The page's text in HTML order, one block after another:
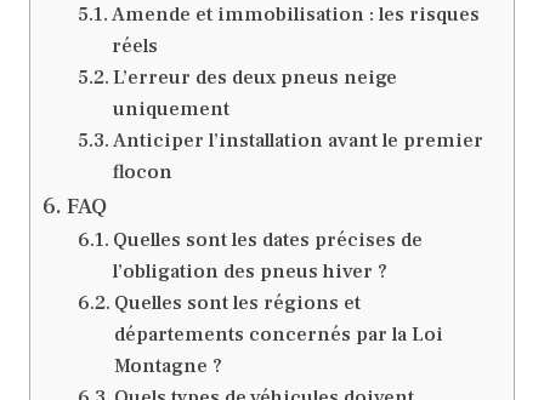
Amende et immobilisation : les risques
réels
L’erreur des deux pneus neige
uniquement
Anticiper l’installation avant le premier
flocon
FAQ
Quelles sont les dates précises de
l’obligation des pneus hiver ?
Quelles sont les régions et
départements concernés par la Loi
Montagne ?